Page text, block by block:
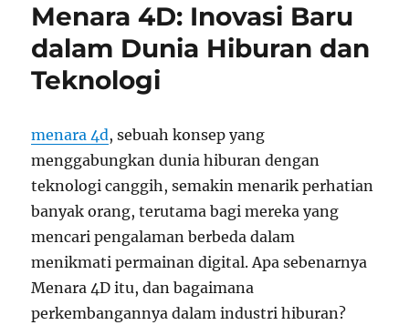
Keunikan
Potensi
Menara 4D: Inovasi Baru
dalam Dunia Hiburan dan
Teknologi
menara 4d, sebuah konsep yang
menggabungkan dunia hiburan dengan
teknologi canggih, semakin menarik perhatian
banyak orang, terutama bagi mereka yang
mencari pengalaman berbeda dalam
menikmati permainan digital. Apa sebenarnya
Menara 4D itu, dan bagaimana
perkembangannya dalam industri hiburan?